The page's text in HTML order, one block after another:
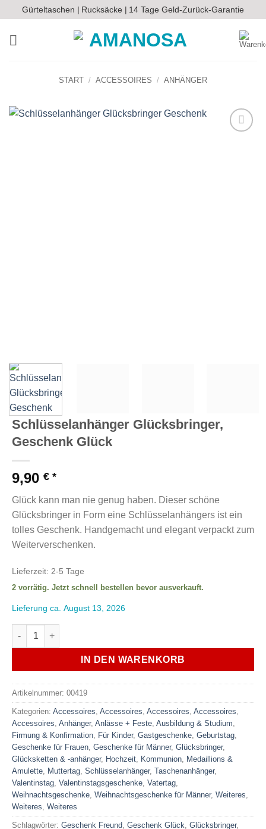
Inhalt
springen
Gürteltaschen | Rucksäcke | 14 Tage Geld-Zurück-Garantie
START / ACCESSOIRES / ANHÄNGER
Schlüsselanhänger Glücksbringer,
Geschenk Glück
9,90 €
Glück kann man nie genug haben. Dieser schöne
Glücksbringer in Form eine Schlüsselanhängers ist ein
tolles Geschenk. Handgemacht und elegant verpackt zum
Weiterverschenken.
Lieferzeit: 2-5 Tage
2 vorrätig. Jetzt schnell bestellen bevor ausverkauft.
Lieferung ca. August 13, 2026
Schlüsselanhänger Glücksbringer, Geschenk Glück Menge
IN DEN WARENKORB
Artikelnummer: 00419
Kategorien: Accessoires Accessoires Accessoires Accessoires
Accessoires Anhänger, Anlässe + Feste Ausbildung & Studium
Firmung & Konfirmation Für Kinder, Gastgeschenke Geburtstag
Geschenke für Frauen Geschenke für Männer, Glücksbringer,
Glücksketten & -anhänger, Hochzeit Kommunion Medaillions &
Amulette Muttertag Schlüsselanhänger, Taschenanhänger,
Valentinstag Valentinstagsgeschenke Vatertag
Weihnachtsgeschenke Weihnachtsgeschenke für Männer, Weiteres
Weiteres Weiteres
Schlagwörter: Geschenk Freund Geschenk Glück Glücksbringer,